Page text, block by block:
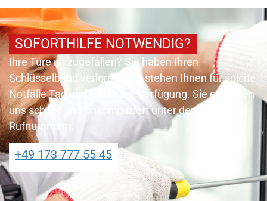
SOFORTHILFE NOTWENDIG?
Ihre Türe ist zugefallen? Sie haben Ihren
Schlüsselbund verloren? Wir stehen Ihnen für solche
Notfälle Tag und Nacht zur Verfügung. Sie erreichen
uns schnell und unkompliziert unter den folgenden
Rufnummern:
+49 173 777 55 45